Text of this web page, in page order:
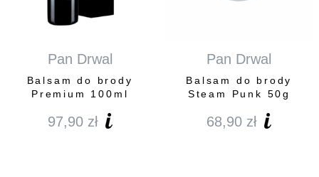
Pan Drwal
Balsam do brody
Premium 100ml
97,90 zł
Pan Drwal
Balsam do brody
Steam Punk 50g
68,90 zł